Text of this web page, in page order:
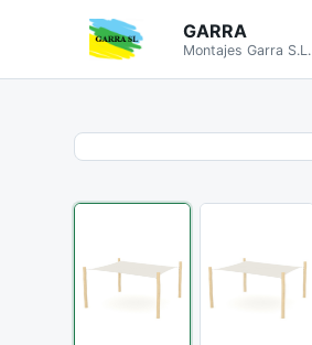
GARRA
Montajes Garra S.L.